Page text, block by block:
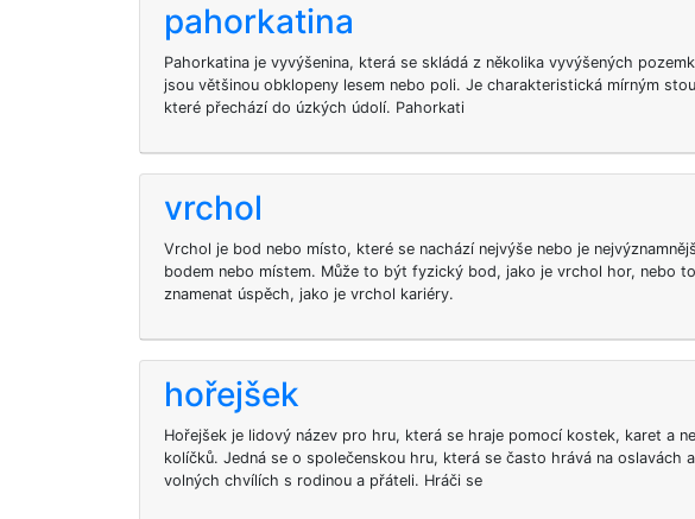
pahorkatina
Pahorkatina je vyvýšenina, která se skládá z několika vyvýšených
jsou většinou obklopeny lesem nebo poli. Je charakteristická mírným
které přechází do úzkých údolí. Pahorkati
vrchol
Vrchol je bod nebo místo, které se nachází nejvýše nebo je
bodem nebo místem. Může to být fyzický bod, jako je vrchol hor, nebo
znamenat úspěch, jako je vrchol kariéry.
hořejšek
Hořejšek je lidový název pro hru, která se hraje pomocí kostek, karet a
kolíčků. Jedná se o společenskou hru, která se často hrává na oslavách
volných chvílích s rodinou a přáteli. Hráči se